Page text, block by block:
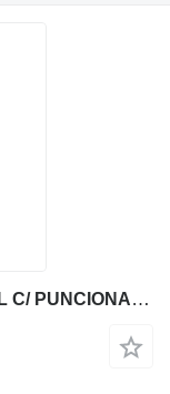
CORTA CANTOS ANGULO VARIAVEL C/ PUNCIONADORA PCN-V